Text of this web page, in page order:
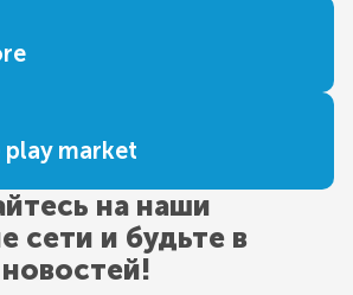
market
на наши
сети и будьте в